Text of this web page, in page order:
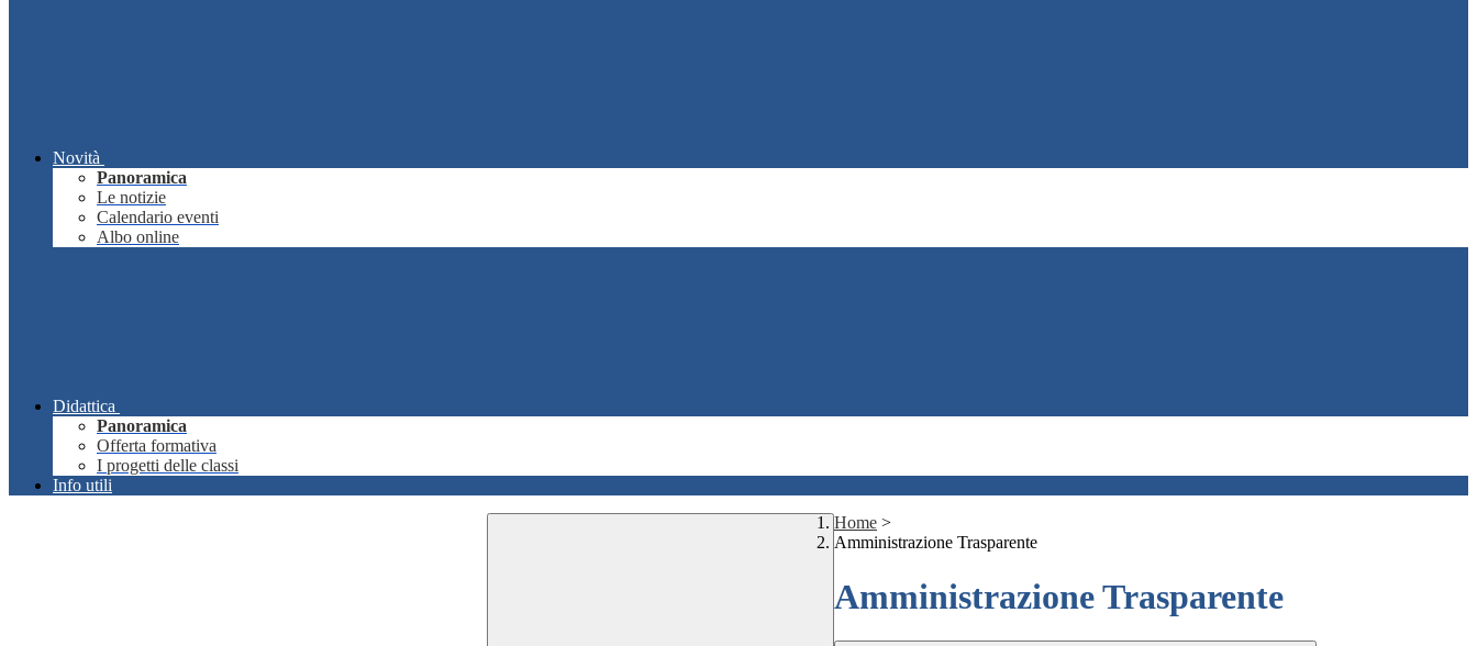
Novità
Panoramica
Le notizie
Calendario eventi
Albo online
Didattica
Panoramica
Offerta formativa
I progetti delle classi
Info utili
Home >
Amministrazione Trasparente
Amministrazione Trasparente